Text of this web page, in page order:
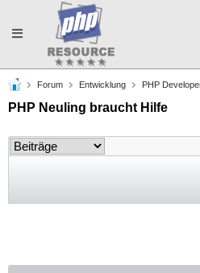
Toggle
navigation
Forum Entwicklung PHP
PHP Neuling braucht Hilfe